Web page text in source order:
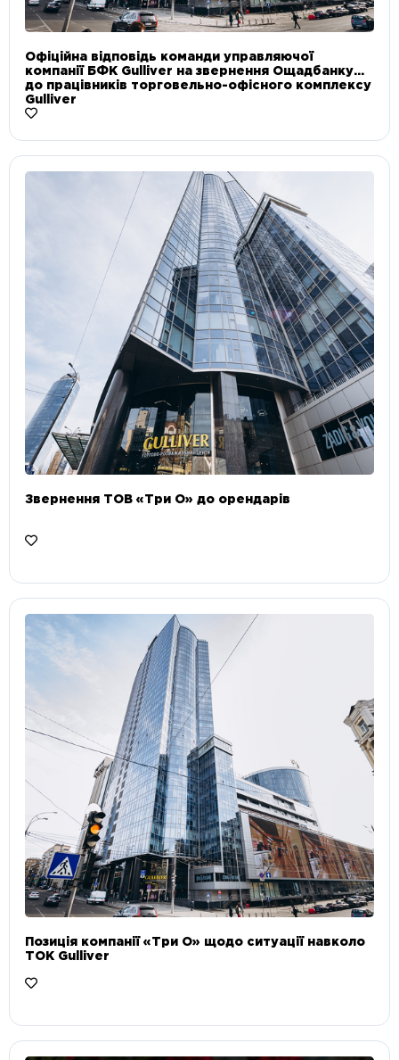
Офіційна відповідь команди управляючої
компанії БФК Gulliver на звернення Ощадбанку
до працівників торговельно-офісного комплексу
Gulliver
Звернення ТОВ «Три О» до орендарів
Позиція компанії «Три О» щодо ситуації навколо
ТОК Gulliver